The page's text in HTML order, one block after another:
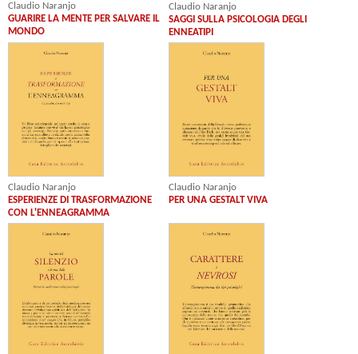
Claudio Naranjo
GUARIRE LA MENTE PER SALVARE IL
MONDO
Claudio Naranjo
SAGGI SULLA PSICOLOGIA DEGLI
ENNEATIPI
Claudio Naranjo
ESPERIENZE DI TRASFORMAZIONE
CON L'ENNEAGRAMMA
Claudio Naranjo
PER UNA GESTALT VIVA